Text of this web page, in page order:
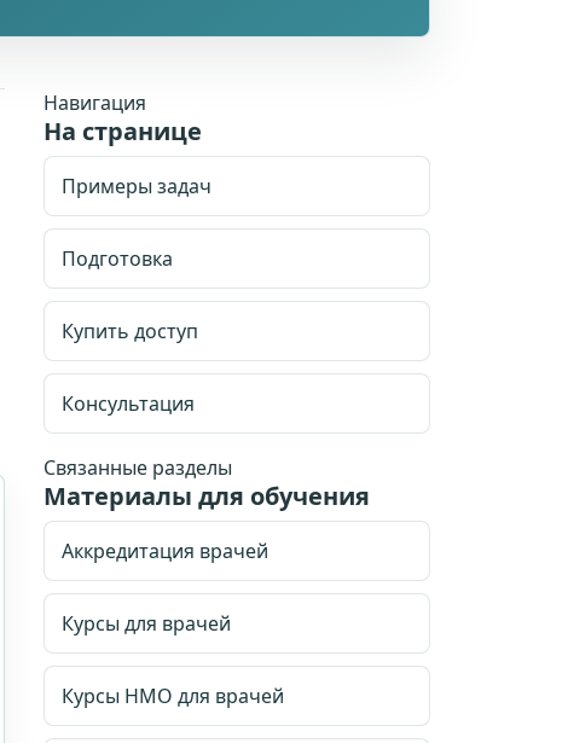
Навигация
На странице
Примеры задач
Подготовка
Купить доступ
Консультация
Связанные разделы
Материалы для обучения
Аккредитация врачей
Курсы для врачей
Курсы НМО для врачей